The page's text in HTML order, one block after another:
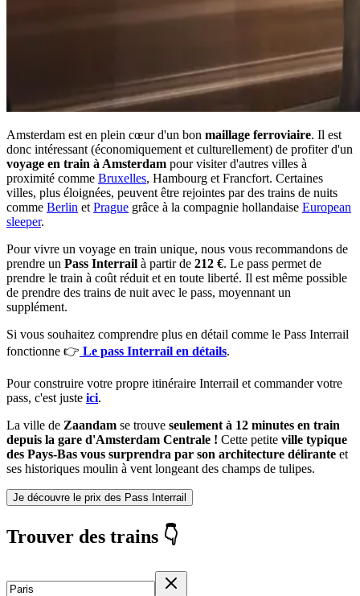
Amsterdam est en plein cœur d'un bon maillage ferroviaire. Il est
donc intéressant (économiquement et culturellement) de profiter d'un
voyage en train à Amsterdam pour visiter d'autres villes à
proximité comme Bruxelles, Hambourg et Francfort. Certaines
villes, plus éloignées, peuvent être rejointes par des trains de nuits
comme Berlin et Prague grâce à la compagnie hollandaise European
sleeper.
Pour vivre un voyage en train unique, nous vous recommandons de
prendre un Pass Interrail à partir de 212 €. Le pass permet de
prendre le train à coût réduit et en toute liberté. Il est même possible
de prendre des trains de nuit avec le pass, moyennant un
supplément.
Si vous souhaitez comprendre plus en détail comme le Pass Interrail
fonctionne 👉 Le pass Interrail en détails.
Pour construire votre propre itinéraire Interrail et commander votre
pass, c'est juste ici.
La ville de Zaandam se trouve seulement à 12 minutes en train
depuis la gare d'Amsterdam Centrale ! Cette petite ville typique
des Pays-Bas vous surprendra par son architecture délirante et
ses historiques moulin à vent longeant des champs de tulipes.
Je découvre le prix des Pass Interrail
Trouver des trains 👇